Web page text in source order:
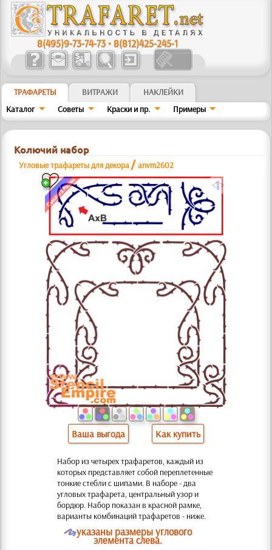
8(495)9-73-74-73 •8(812)425-245-1
ТРАФАРЕТЫ ВИТРАЖИ
НАКЛЕЙКИ
Каталог
Советы Краски и пр. Примеры
Колючий набор
Угловые трафареты для декора /anvm2602
a
Ваша выгода Как купить
Набор из четырех трафаретов, каждый из
которых представляет собой переплетенные
тонкие стебли с шипами. В наборе - два
угловых трафарета, центральный узор и
бордюр. Набор показан в красной рамке,
варианты комбинаций трафаретов - ниже.
Oуказаны размеры углового
элемента слева.